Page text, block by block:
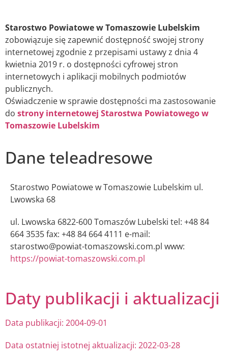
Starostwo Powiatowe w Tomaszowie Lubelskim
zobowiązuje się zapewnić dostępność swojej strony
internetowej zgodnie z przepisami ustawy z dnia 4
kwietnia 2019 r. o dostępności cyfrowej stron
internetowych i aplikacji mobilnych podmiotów
publicznych.
Oświadczenie w sprawie dostępności ma zastosowanie
do strony internetowej Starostwa Powiatowego w
Tomaszowie Lubelskim
Dane teleadresowe
Starostwo Powiatowe w Tomaszowie Lubelskim ul.
Lwowska 68
ul. Lwowska 6822-600 Tomaszów Lubelski tel: +48 84
664 3535 fax: +48 84 664 4111 e-mail:
starostwo@powiat-tomaszowski.com.pl www:
https://powiat-tomaszowski.com.pl
Daty publikacji i aktualizacji
Data publikacji: 2004-09-01
Data ostatniej istotnej aktualizacji: 2022-03-28